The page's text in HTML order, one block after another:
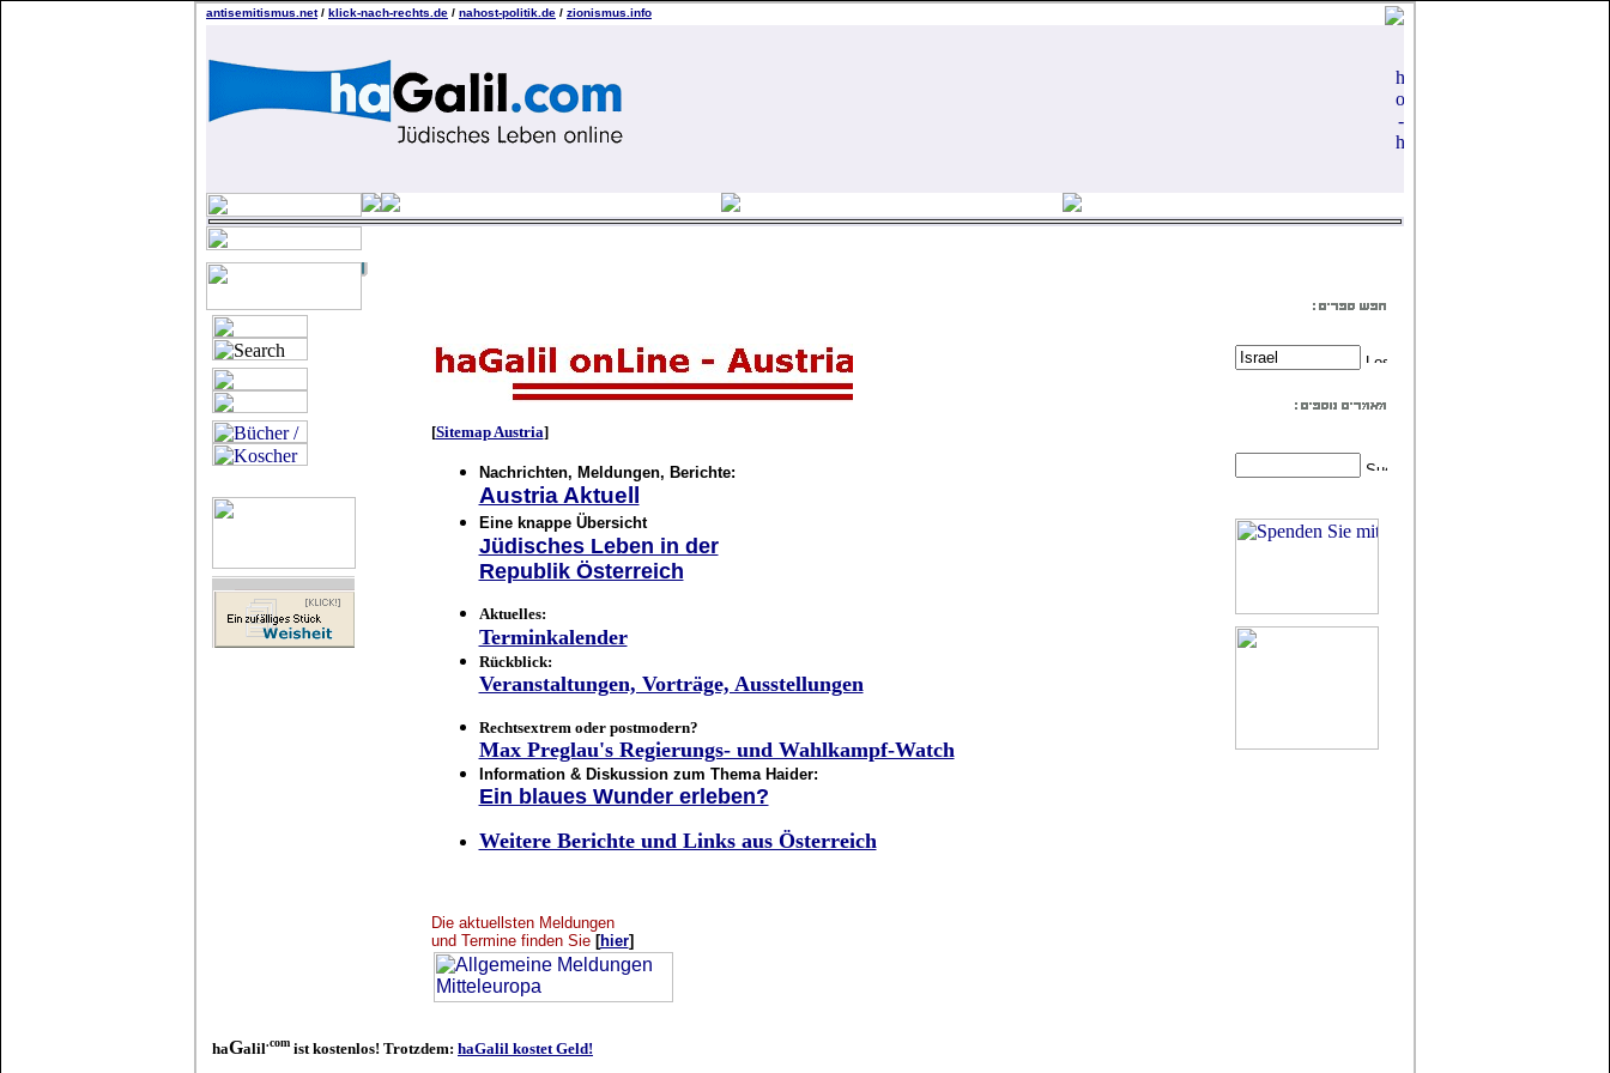
antisemitismus.net/ klick-nach-rechts.de / nahost-politik.de / zionismus.info
[Sitemap Austria]
Nachrichten, Meldungen, Berichte:
Austria Aktuell
Eine knappe Übersicht
Jüdisches Leben in der
Republik Österreich
Aktuelles:
Terminkalender
Rückblick:
Veranstaltungen, Vorträge, Ausstellungen
Rechtsextrem oder postmodern?
Max Preglau's Regierungs- und Wahlkampf-Watch
Information & Diskussion zum Thema Haider:
Ein blaues Wunder erleben?
Weitere Berichte und Links aus Österreich
Die aktuellsten Meldungen
und Termine finden Sie [hier]
haGalil.com ist kostenlos! Trotzdem: haGalil kostet Geld!